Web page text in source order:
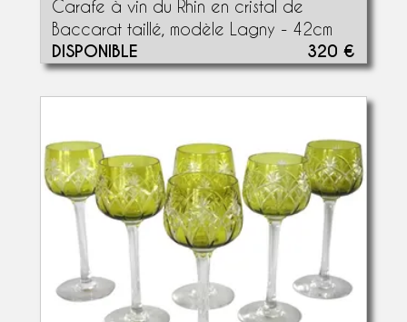
Carafe à vin du Rhin en cristal de
Baccarat taillé, modèle Lagny - 42cm
DISPONIBLE 320 €